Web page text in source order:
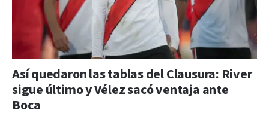
Así quedaron las tablas del Clausura: River
sigue último y Vélez sacó ventaja ante
Boca